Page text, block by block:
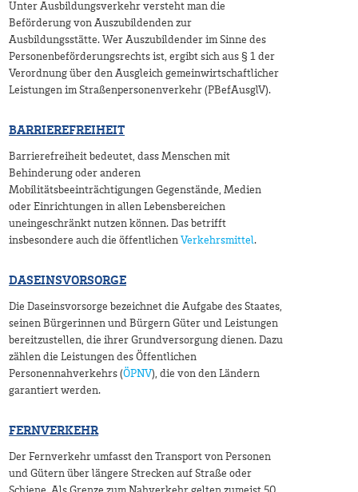
Unter Ausbildungsverkehr versteht man die
Beförderung von Auszubildenden zur
Ausbildungsstätte. Wer Auszubildender im Sinne des
Personenbeförderungsrechts ist, ergibt sich aus § 1 der
Verordnung über den Ausgleich gemeinwirtschaftlicher
Leistungen im Straßenpersonenverkehr (PBefAusglV).
BARRIEREFREIHEIT
Barrierefreiheit bedeutet, dass Menschen mit
Behinderung oder anderen
Mobilitätsbeeinträchtigungen Gegenstände, Medien
oder Einrichtungen in allen Lebensbereichen
uneingeschränkt nutzen können. Das betrifft
insbesondere auch die öffentlichen Verkehrsmittel.
DASEINSVORSORGE
Die Daseinsvorsorge bezeichnet die Aufgabe des Staates,
seinen Bürgerinnen und Bürgern Güter und Leistungen
bereitzustellen, die ihrer Grundversorgung dienen. Dazu
zählen die Leistungen des Öffentlichen
Personennahverkehrs (ÖPNV), die von den Ländern
garantiert werden.
FERNVERKEHR
Der Fernverkehr umfasst den Transport von Personen
und Gütern über längere Strecken auf Straße oder